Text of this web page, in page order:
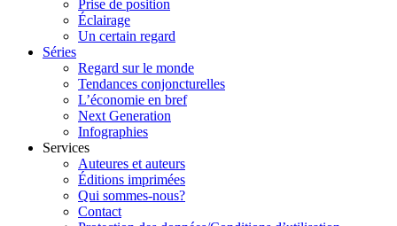
Prise de position
Éclairage
Un certain regard
Séries
Regard sur le monde
Tendances conjoncturelles
L’économie en bref
Next Generation
Infographies
Services
Auteures et auteurs
Éditions imprimées
Qui sommes-nous?
Contact